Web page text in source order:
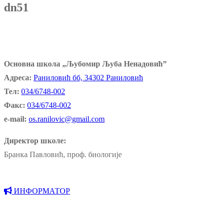
dn51
Основна школа „Љубомир Љуба Ненадовић”
Адреса: Раниловић бб, 34302 Раниловић
Тел: 034/6748-002
Факс: 034/6748-002
e-mail: os.ranilovic@gmail.com
Директор школе:
Бранка Павловић, проф. биологије
ИНФОРМАТОР